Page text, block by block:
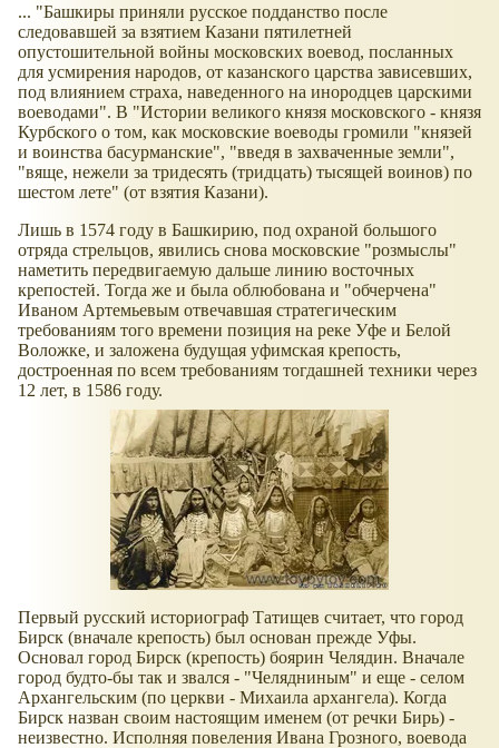
... "Башкиры приняли русское подданство после
следовавшей за взятием Казани пятилетней
опустошительной войны московских воевод, посланных
для усмирения народов, от казанского царства зависевших,
под влиянием страха, наведенного на инородцев царскими
воеводами". В "Истории великого князя московского - князя
Курбского о том, как московские воеводы громили "князей
и воинства басурманские", "введя в захваченные земли",
"вяще, нежели за тридесять (тридцать) тысящей воинов) по
шестом лете" (от взятия Казани).
Лишь в 1574 году в Башкирию, под охраной большого
отряда стрельцов, явились снова московские "розмыслы"
наметить передвигаемую дальше линию восточных
крепостей. Тогда же и была облюбована и "обчерчена"
Иваном Артемьевым отвечавшая стратегическим
требованиям того времени позиция на реке Уфе и Белой
Воложке, и заложена будущая уфимская крепость,
достроенная по всем требованиям тогдашней техники через
12 лет, в 1586 году.
Первый русский историограф Татищев считает, что город
Бирск (вначале крепость) был основан прежде Уфы.
Основал город Бирск (крепость) боярин Челядин. Вначале
город будто-бы так и звался - "Челядниным" и еще - селом
Архангельским (по церкви - Михаила архангела). Когда
Бирск назван своим настоящим именем (от речки Бирь) -
неизвестно. Исполняя повеления Ивана Грозного, воевода